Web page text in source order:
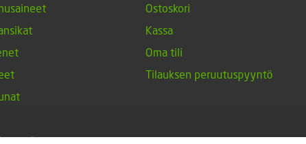
Ostoskori
Kassa
Oma tili
Tilauksen peruutuspyyntö